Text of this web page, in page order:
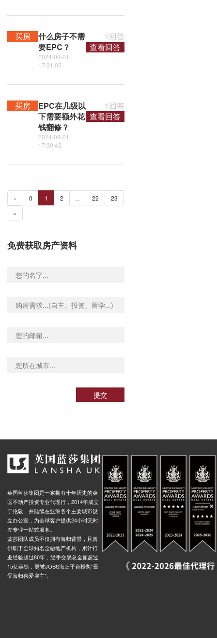
买房
什么房子不需
要EPC？
2024-08-01
17:31:05
1回答
查看回答
买房
EPC在几级以
下需要额外花
钱翻修？
2024-08-01
17:30:42
1回答
查看回答
« 0 1 2 ... 22
23
»
免费获取房产资料
提交
英国蓝莎集团是一家拥有十年历史的英
国不动产投资专业代理行，2014年成立
于伦敦，并陆续在亚洲各个主要城市设
立办公室，为全球客户提供24小时无时
差专业一站式服务。
蓝莎团队成员不仅拥有海归背景，且曾
供职于全球知名金融地产机构，累计行
业经验超过80年，经手交易总金额超过
15亿英镑，更被JOBS海归平台授奖"最
受海归喜爱雇主"。